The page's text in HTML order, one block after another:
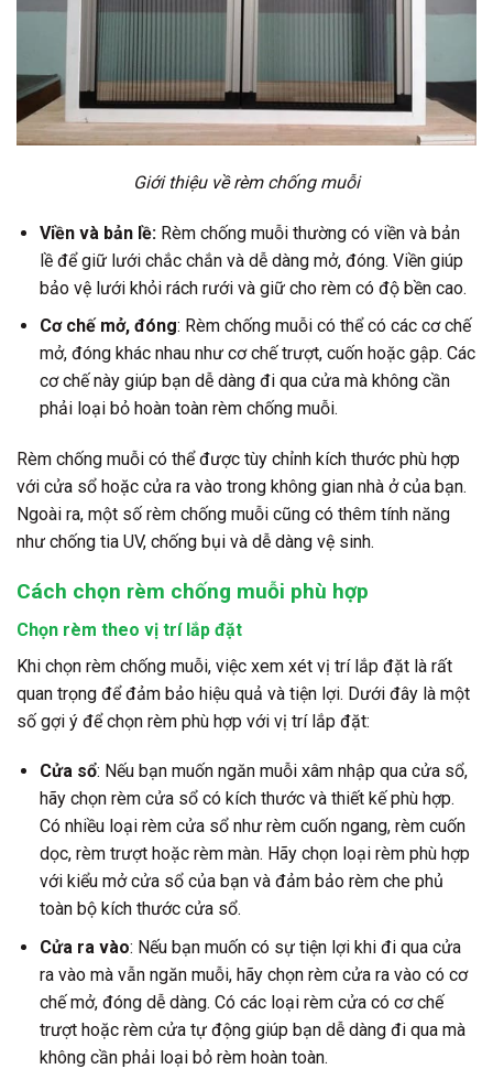
Giới thiệu về rèm chống muỗi
Viền và bản lề: Rèm chống muỗi thường có viền và bản
lề để giữ lưới chắc chắn và dễ dàng mở, đóng. Viền giúp
bảo vệ lưới khỏi rách rưới và giữ cho rèm có độ bền cao.
Cơ chế mở, đóng: Rèm chống muỗi có thể có các cơ chế
mở, đóng khác nhau như cơ chế trượt, cuốn hoặc gập. Các
cơ chế này giúp bạn dễ dàng đi qua cửa mà không cần
phải loại bỏ hoàn toàn rèm chống muỗi.
Rèm chống muỗi có thể được tùy chỉnh kích thước phù hợp
với cửa sổ hoặc cửa ra vào trong không gian nhà ở của bạn.
Ngoài ra, một số rèm chống muỗi cũng có thêm tính năng
như chống tia UV, chống bụi và dễ dàng vệ sinh.
Cách chọn rèm chống muỗi phù hợp
Chọn rèm theo vị trí lắp đặt
Khi chọn rèm chống muỗi, việc xem xét vị trí lắp đặt là rất
quan trọng để đảm bảo hiệu quả và tiện lợi. Dưới đây là một
số gợi ý để chọn rèm phù hợp với vị trí lắp đặt:
Cửa sổ: Nếu bạn muốn ngăn muỗi xâm nhập qua cửa sổ,
hãy chọn rèm cửa sổ có kích thước và thiết kế phù hợp.
Có nhiều loại rèm cửa sổ như rèm cuốn ngang, rèm cuốn
dọc, rèm trượt hoặc rèm màn. Hãy chọn loại rèm phù hợp
với kiểu mở cửa sổ của bạn và đảm bảo rèm che phủ
toàn bộ kích thước cửa sổ.
Cửa ra vào: Nếu bạn muốn có sự tiện lợi khi đi qua cửa
ra vào mà vẫn ngăn muỗi, hãy chọn rèm cửa ra vào có cơ
chế mở, đóng dễ dàng. Có các loại rèm cửa có cơ chế
trượt hoặc rèm cửa tự động giúp bạn dễ dàng đi qua mà
không cần phải loại bỏ rèm hoàn toàn.